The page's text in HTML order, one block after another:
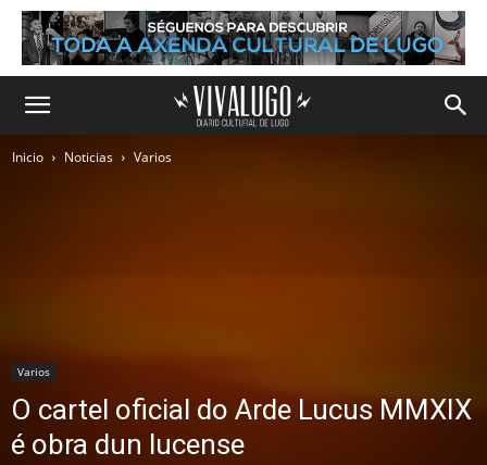
Inicio Noticias Varios
Varios
O cartel oficial do Arde Lucus MMXIX
é obra dun lucense